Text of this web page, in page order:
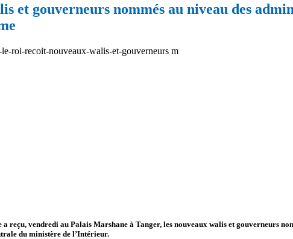
et gouverneurs nommés au niveau des
reçu, vendredi au Palais Marshane à Tanger, les nouveaux walis et gouverneurs
du ministère de l’Intérieur.